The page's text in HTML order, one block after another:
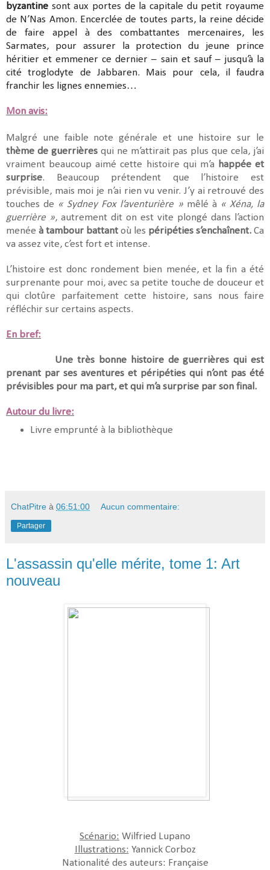
byzantine sont aux portes de la capitale du petit royaume
de N’Nas Amon. Encerclée de toutes parts, la reine décide
de faire appel à des combattantes mercenaires, les
Sarmates, pour assurer la protection du jeune prince
héritier et emmener ce dernier – sain et sauf – jusqu’à la
cité troglodyte de Jabbaren. Mais pour cela, il faudra
franchir les lignes ennemies…
Mon avis:
Malgré une faible note générale et une histoire sur le
thème de guerrièresqui ne m’attirait pas plus que cela, j’ai
vraiment beaucoup aimé cette histoire qui m’a happée et
surprise. Beaucoup prétendent que l’histoire est
prévisible, mais moi je n’ai rien vu venir. J’y ai retrouvé des
touches de « Sydney Fox l’aventurière » mêlé à « Xéna, la
guerrière », autrement dit on est vite plongé dans l’action
menée à tambour battant où les péripéties s’enchaînent. Ca
va assez vite, c’est fort et intense.
L’histoire est donc rondement bien menée, et la fin a été
surprenante pour moi, avec sa petite touche de douceur et
qui clotûre parfaitement cette histoire, sans nous faire
réfléchir sur certains aspects.
En bref:
Une très bonne histoire de guerrières qui est
prenant par ses aventures et péripéties qui n’ont pas été
prévisibles pour ma part, et qui m’a surprise par son final.
Autour du livre:
Livre emprunté à la bibliothèque
ChatPitre à 06:51:00 Aucun commentaire:
Partager
L'assassin qu'elle mérite, tome 1: Art
nouveau
Scénario: Wilfried Lupano
Illustrations: Yannick Corboz
Nationalité des auteurs: Française